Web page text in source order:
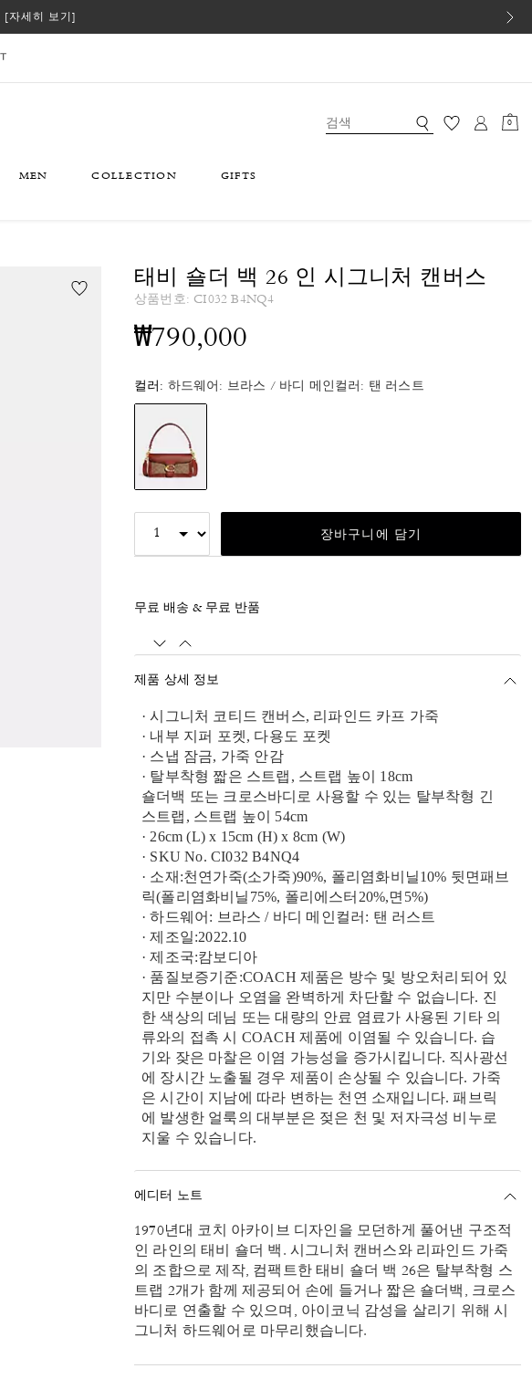
[자세히 보기]
0
MEN COLLECTION GIFTS
태비 숄더 백 26 인 시그니처 캔버스
상품번호: CI032 B4NQ4
₩790,000
컬러: 하드웨어: 브라스 / 바디 메인컬러: 탠 러스트
장바구니에 담기
무료 배송 & 무료 반품
제품 상세 정보
· 시그니처 코티드 캔버스, 리파인드 카프 가죽
· 내부 지퍼 포켓, 다용도 포켓
· 스냅 잠금, 가죽 안감
· 탈부착형 짧은 스트랩, 스트랩 높이 18cm
숄더백 또는 크로스바디로 사용할 수 있는 탈부착형 긴
스트랩, 스트랩 높이 54cm
· 26cm (L) x 15cm (H) x 8cm (W)
· SKU No. CI032 B4NQ4
· 소재:천연가죽(소가죽)90%, 폴리염화비닐10% 뒷면패브
릭(폴리염화비닐75%, 폴리에스터20%,면5%)
· 하드웨어: 브라스 / 바디 메인컬러: 탠 러스트
· 제조일:2022.10
· 제조국:캄보디아
· 품질보증기준:COACH 제품은 방수 및 방오처리되어 있
지만 수분이나 오염을 완벽하게 차단할 수 없습니다. 진
한 색상의 데님 또는 대량의 안료 염료가 사용된 기타 의
류와의 접촉 시 COACH 제품에 이염될 수 있습니다. 습
기와 잦은 마찰은 이염 가능성을 증가시킵니다. 직사광선
에 장시간 노출될 경우 제품이 손상될 수 있습니다. 가죽
은 시간이 지남에 따라 변하는 천연 소재입니다. 패브릭
에 발생한 얼룩의 대부분은 젖은 천 및 저자극성 비누로
지울 수 있습니다.
에디터 노트
1970년대 코치 아카이브 디자인을 모던하게 풀어낸 구조적
인 라인의 태비 숄더 백. 시그니처 캔버스와 리파인드 가죽
의 조합으로 제작, 컴팩트한 태비 숄더 백 26은 탈부착형 스
트랩 2개가 함께 제공되어 손에 들거나 짧은 숄더백, 크로스
바디로 연출할 수 있으며, 아이코닉 감성을 살리기 위해 시
그니처 하드웨어로 마무리했습니다.